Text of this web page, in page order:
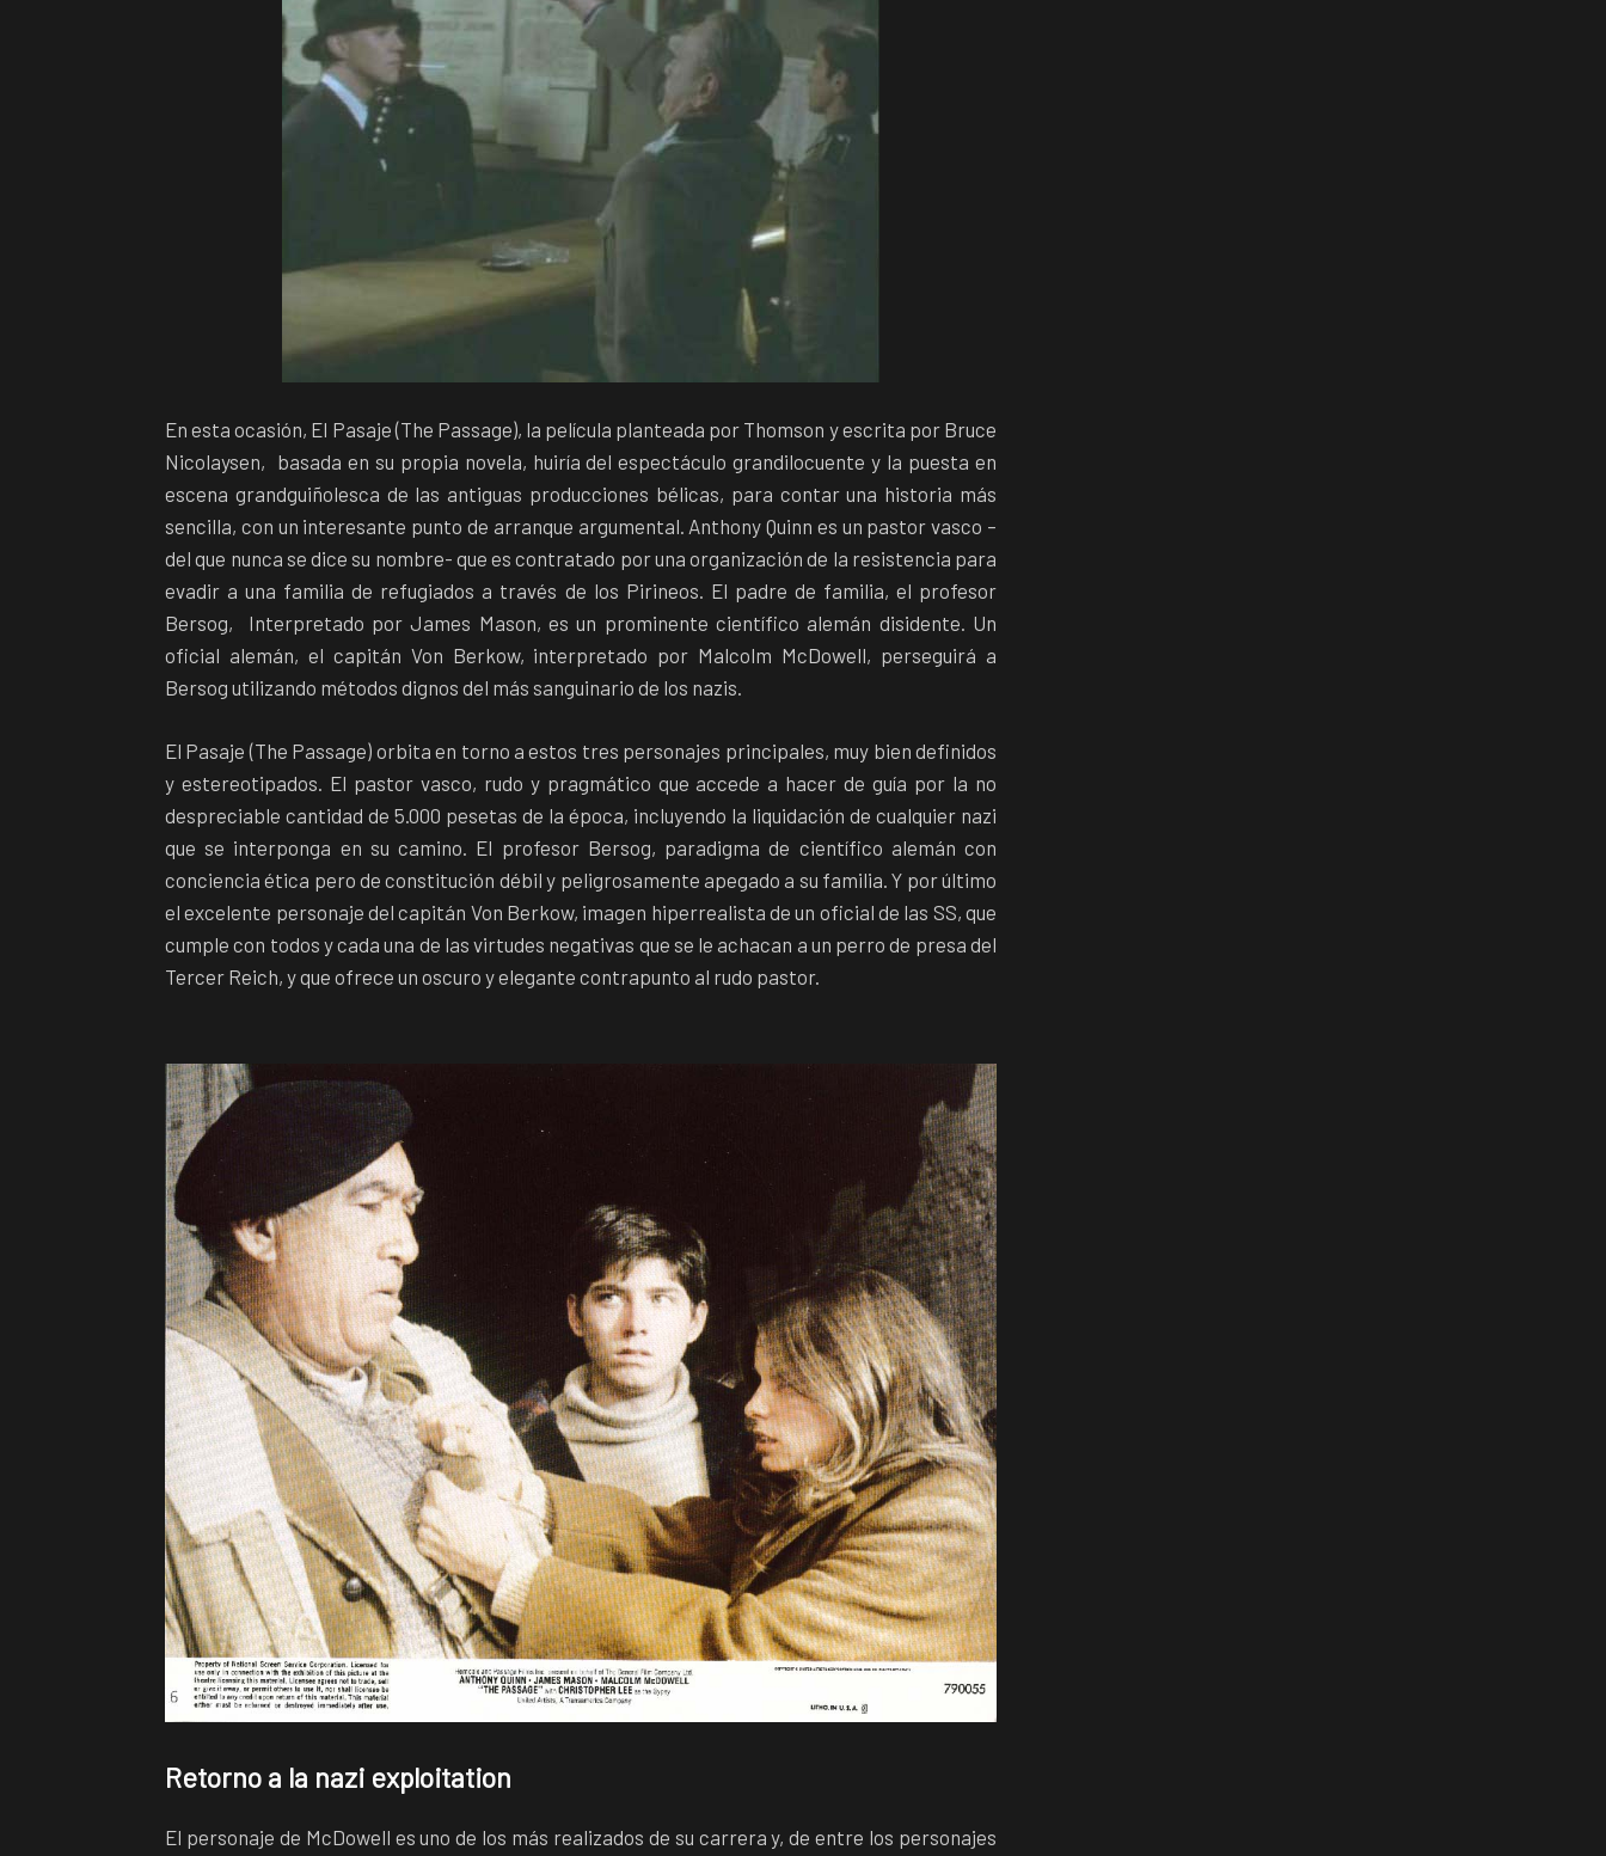
En esta ocasión, El Pasaje (The Passage), la película planteada por Thomson y escrita por Bruce
Nicolaysen, basada en su propia novela, huiría del espectáculo grandilocuente y la puesta en
escena grandguiñolesca de las antiguas producciones bélicas, para contar una historia más
sencilla, con un interesante punto de arranque argumental. Anthony Quinn es un pastor vasco –
del que nunca se dice su nombre- que es contratado por una organización de la resistencia para
evadir a una familia de refugiados a través de los Pirineos. El padre de familia, el profesor
Bersog, Interpretado por James Mason, es un prominente científico alemán disidente. Un
oficial alemán, el capitán Von Berkow, interpretado por Malcolm McDowell, perseguirá a
Bersog utilizando métodos dignos del más sanguinario de los nazis.
El Pasaje (The Passage) orbita en torno a estos tres personajes principales, muy bien definidos
y estereotipados. El pastor vasco, rudo y pragmático que accede a hacer de guía por la no
despreciable cantidad de 5.000 pesetas de la época, incluyendo la liquidación de cualquier nazi
que se interponga en su camino. El profesor Bersog, paradigma de científico alemán con
conciencia ética pero de constitución débil y peligrosamente apegado a su familia. Y por último
el excelente personaje del capitán Von Berkow, imagen hiperrealista de un oficial de las SS, que
cumple con todos y cada una de las virtudes negativas que se le achacan a un perro de presa del
Tercer Reich, y que ofrece un oscuro y elegante contrapunto al rudo pastor.
Retorno a la nazi exploitation
El personaje de McDowell es uno de los más realizados de su carrera y, de entre los personajes